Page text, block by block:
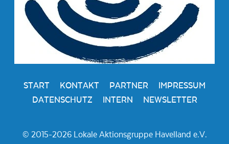
START KONTAKT PARTNER
IMPRESSUM
DATENSCHUTZ
INTERN NEWSLETTER
© 2015-2026 Lokale Aktionsgruppe Havelland e.V.